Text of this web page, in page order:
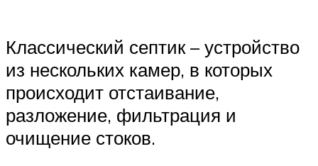
Классический септик – устройство
из нескольких камер, в которых
происходит отстаивание,
разложение, фильтрация и
очищение стоков.